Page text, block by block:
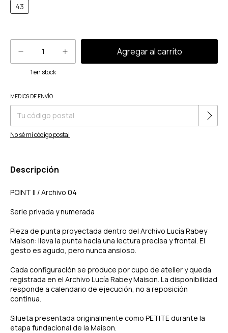
43
1en stock
Entregas para el CP:
MEDIOS DE ENVÍO
No sé mi código postal
Descripción
POINT II / Archivo 04
Serie privada y numerada
Pieza de punta proyectada dentro del Archivo Lucía Rabey
Maison: lleva la punta hacia una lectura precisa y frontal. El
gesto es agudo, pero nunca ansioso.
Cada configuración se produce por cupo de atelier y queda
registrada en el Archivo Lucía Rabey Maison. La disponibilidad
responde a calendario de ejecución, no a reposición
continua.
Silueta presentada originalmente como PETITE durante la
etapa fundacional de la Maison.